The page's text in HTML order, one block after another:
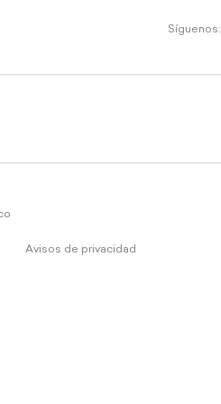
Síguenos:
Avisos de privacidad